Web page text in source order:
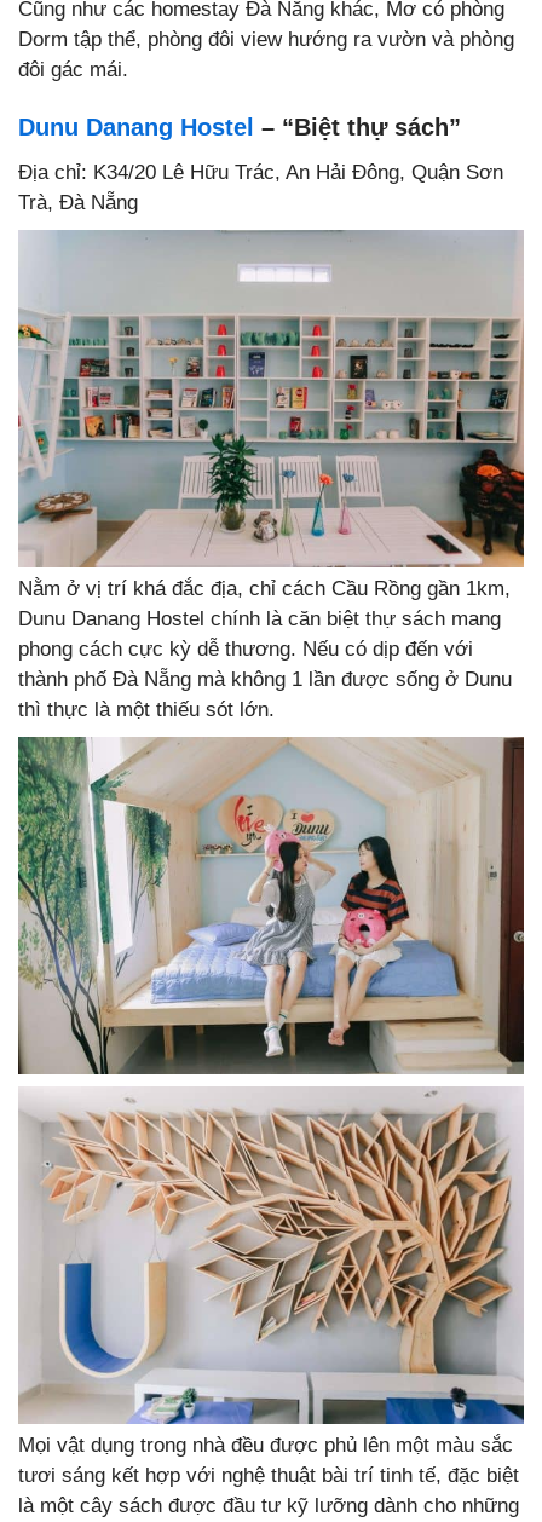
Cũng như các homestay Đà Nẵng khác, Mơ có phòng
Dorm tập thể, phòng đôi view hướng ra vườn và phòng
đôi gác mái.
Dunu Danang Hostel – “Biệt thự sách”
Địa chỉ: K34/20 Lê Hữu Trác, An Hải Đông, Quận Sơn
Trà, Đà Nẵng
Nằm ở vị trí khá đắc địa, chỉ cách Cầu Rồng gần 1km,
Dunu Danang Hostel chính là căn biệt thự sách mang
phong cách cực kỳ dễ thương. Nếu có dịp đến với
thành phố Đà Nẵng mà không 1 lần được sống ở Dunu
thì thực là một thiếu sót lớn.
Mọi vật dụng trong nhà đều được phủ lên một màu sắc
tươi sáng kết hợp với nghệ thuật bài trí tinh tế, đặc biệt
là một cây sách được đầu tư kỹ lưỡng dành cho những